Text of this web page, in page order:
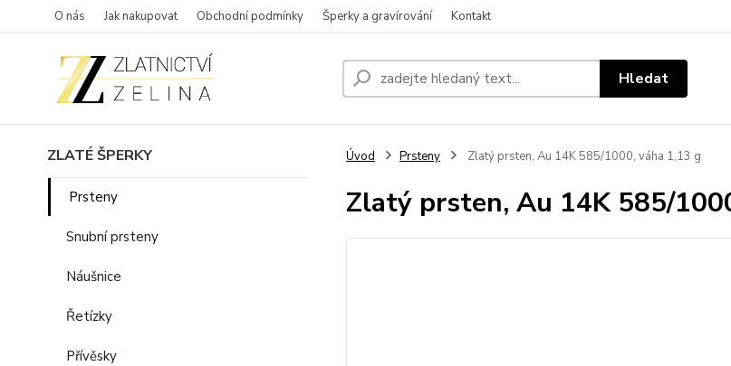
O nás Jak nakupovat Obchodní podmínky Šperky a gravírování Kontakt
Hledat
ZLATÉ ŠPERKY
Prsteny
Snubní prsteny
Náušnice
Řetízky
Přívěsky
Úvod Prsteny Zlatý prsten, Au 14K 585/1000, váha 1,13 g
Zlatý prsten, Au 14K 585/